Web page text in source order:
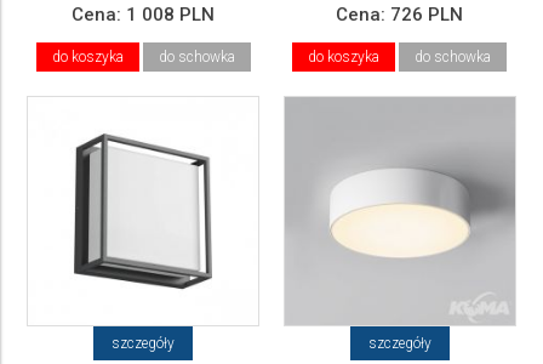
Cena: 1 008 PLN
do koszyka do schowka
Cena: 726 PLN
do koszyka do schowka
szczegóły szczegóły